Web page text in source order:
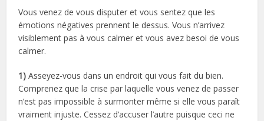
Vous venez de vous disputer et vous sentez que les
émotions négatives prennent le dessus. Vous n’arrivez
visiblement pas à vous calmer et vous avez besoi de vous
calmer.
1) Asseyez-vous dans un endroit qui vous fait du bien.
Comprenez que la crise par laquelle vous venez de passer
n’est pas impossible à surmonter même si elle vous paraît
vraiment injuste. Cessez d’accuser l’autre puisque ceci ne